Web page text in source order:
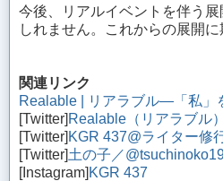
今後、リアルイベントを伴う
しれません。これからの展開に
関連リンク
Realable | リアラブル―「私」
[Twitter] Realable（リアラブル
[Twitter] KGR 437@ライター修
[Twitter]土の子／
[Instagram] KGR 437